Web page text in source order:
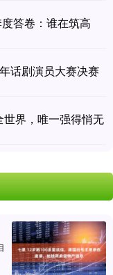
答卷：谁在筑高
话剧演员大赛决赛
世界，唯一强得悄无